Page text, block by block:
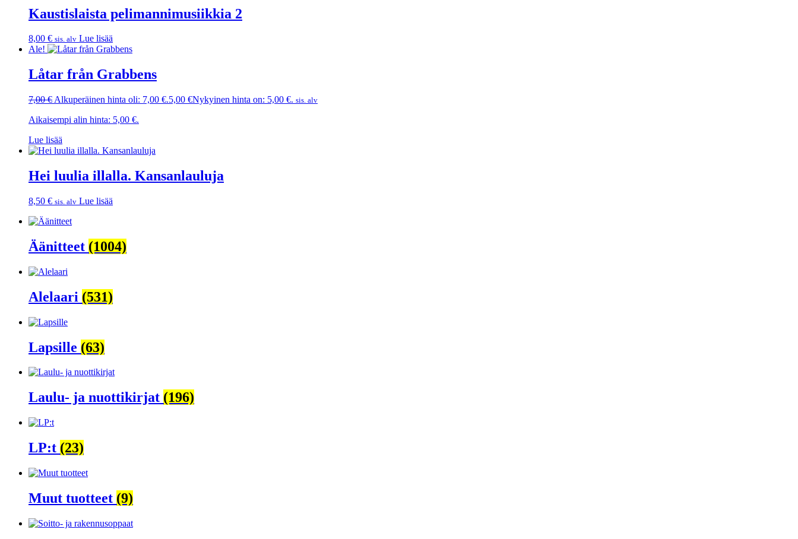
Kaustislaista pelimannimusiikkia 2
8,00 € sis. alv Lue lisää
Ale!
Låtar från Grabbens
7,00€ Alkuperäinen hinta oli: 7,00 €.5,00 €Nykyinen hinta on: 5,00 €. sis. alv
Aikaisempi alin hinta: 5,00 €.
Lue lisää
Hei luulia illalla. Kansanlauluja
8,50 € sis. alv Lue lisää
Äänitteet (1004)
Alelaari (531)
Lapsille (63)
Laulu- ja nuottikirjat (196)
LP:t (23)
Muut tuotteet (9)